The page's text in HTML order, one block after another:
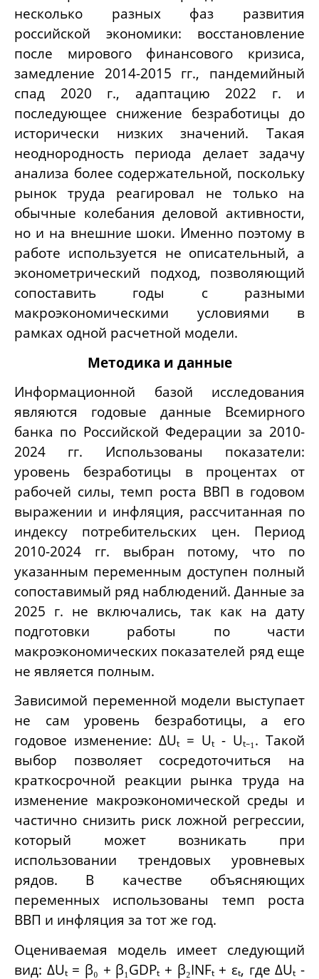
несколько разных фаз развития
российской экономики: восстановление
после мирового финансового кризиса,
замедление 2014-2015 гг., пандемийный
спад 2020 г., адаптацию 2022 г. и
последующее снижение безработицы до
исторически низких значений. Такая
неоднородность периода делает задачу
анализа более содержательной, поскольку
рынок труда реагировал не только на
обычные колебания деловой активности,
но и на внешние шоки. Именно поэтому в
работе используется не описательный, а
эконометрический подход, позволяющий
сопоставить годы с разными
макроэкономическими условиями в
рамках одной расчетной модели.
Методика и данные
Информационной базой исследования
являются годовые данные Всемирного
банка по Российской Федерации за 2010-
2024 гг. Использованы показатели:
уровень безработицы в процентах от
рабочей силы, темп роста ВВП в годовом
выражении и инфляция, рассчитанная по
индексу потребительских цен. Период
2010-2024 гг. выбран потому, что по
указанным переменным доступен полный
сопоставимый ряд наблюдений. Данные за
2025 г. не включались, так как на дату
подготовки работы по части
макроэкономических показателей ряд еще
не является полным.
Зависимой переменной модели выступает
не сам уровень безработицы, а его
годовое изменение: ΔUₜ = Uₜ - Uₜ₋₁. Такой
выбор позволяет сосредоточиться на
краткосрочной реакции рынка труда на
изменение макроэкономической среды и
частично снизить риск ложной регрессии,
который может возникать при
использовании трендовых уровневых
рядов. В качестве объясняющих
переменных использованы темп роста
ВВП и инфляция за тот же год.
Оцениваемая модель имеет следующий
вид: ΔUₜ = β₀ + β₁GDPₜ + β₂INFₜ + εₜ, где ΔUₜ -